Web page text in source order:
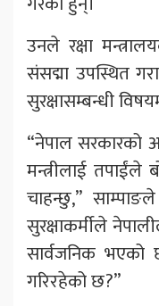
उनले रक्षा
संसद्मा उपस्थित
सुरक्षासम्बन्धी
“नेपाल सरकारको
मन्त्रीलाई तपाईंले
चाहन्छु,”
सुरक्षाकर्मीले
सार्वजनिक
गरिरहेको छ?”